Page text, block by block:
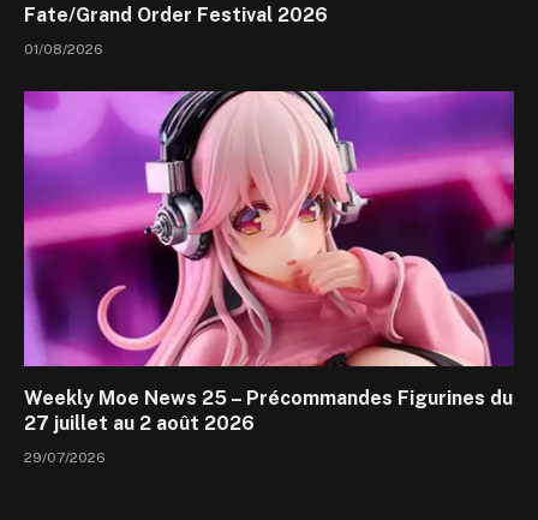
Fate/Grand Order Festival 2026
01/08/2026
Weekly Moe News 25 – Précommandes Figurines du
27 juillet au 2 août 2026
29/07/2026